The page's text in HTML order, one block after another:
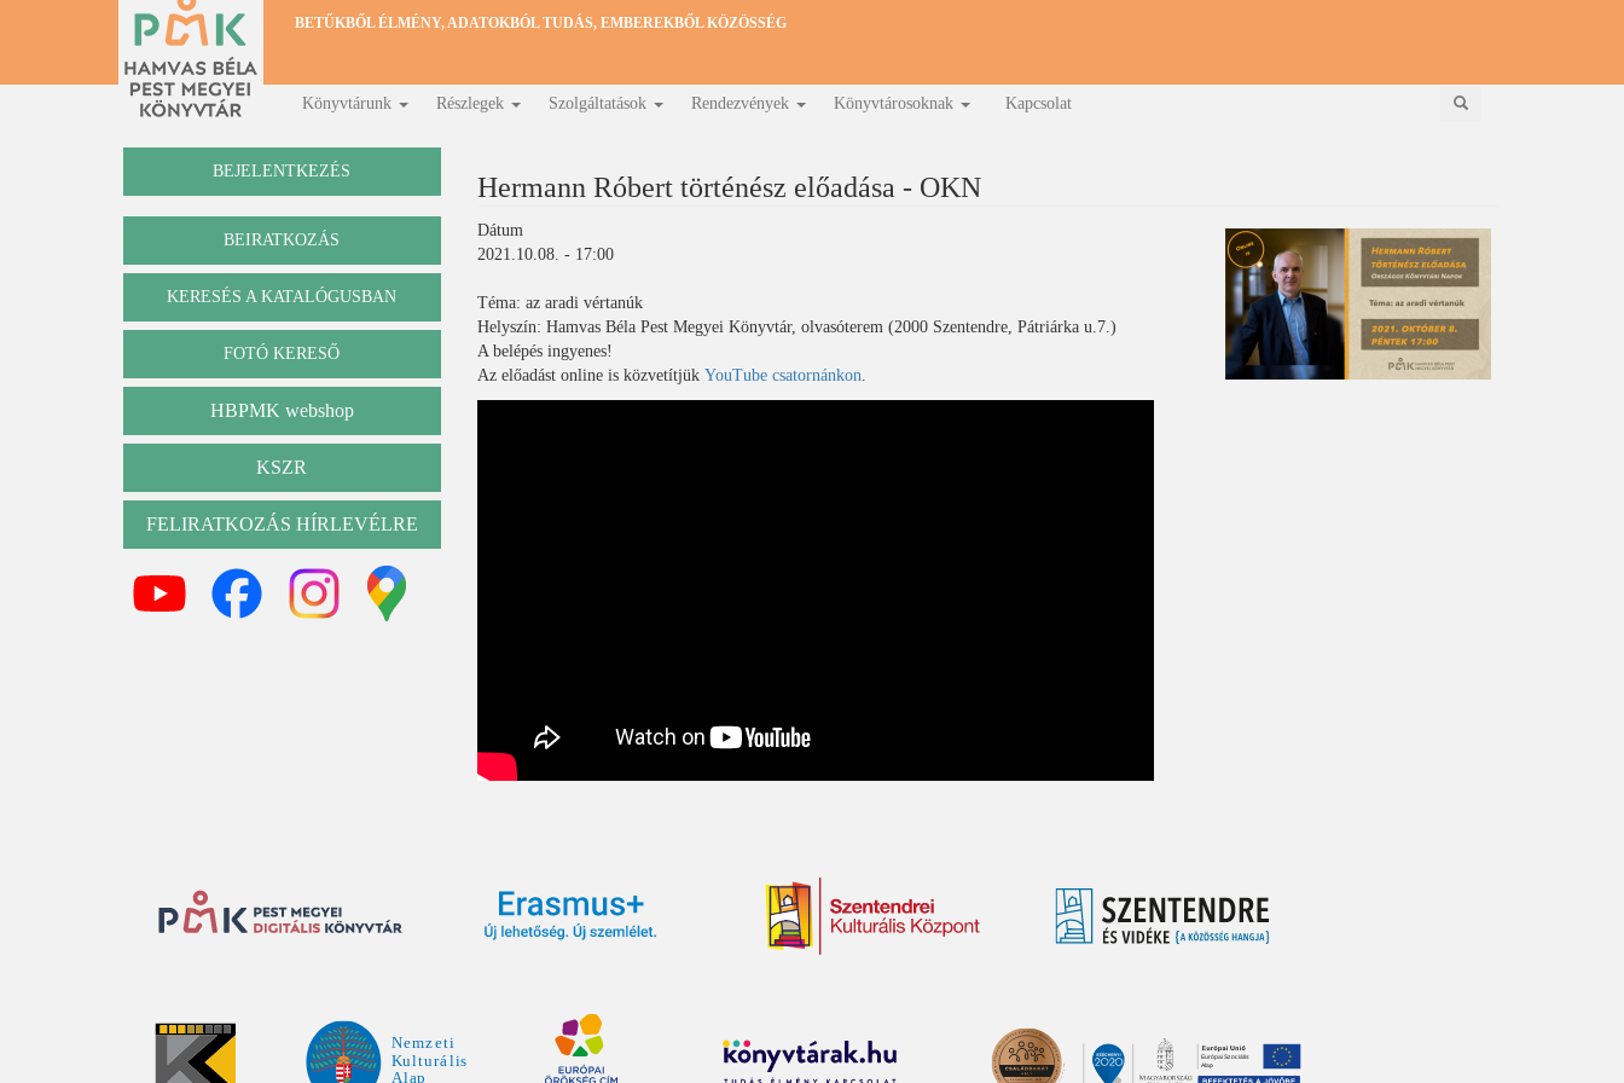
BETŰKBŐL ÉLMÉNY, ADATOKBÓL TUDÁS, EMBEREKBŐL KÖZÖSSÉG
Fő
navigáció
Könyvtárunk Részlegek Szolgáltatások Rendezvények Könyvtárosoknak Kapcsolat Keresés
BEJELENTKEZÉS
BEIRATKOZÁS
Katalógus
KERESÉS A KATALÓGUSBAN
FOTÓ KERESŐ
HBPMK webshop
KSZR
FELIRATKOZÁS HÍRLEVÉLRE
Hermann Róbert történész előadása - OKN
Dátum
2021.10.08. - 17:00
Téma: az aradi vértanúk
Helyszín: Hamvas Béla Pest Megyei Könyvtár, olvasóterem (2000 Szentendre, Pátriárka u.7.)
A belépés ingyenes!
Az előadást online is közvetítjük YouTube csatornánkon.